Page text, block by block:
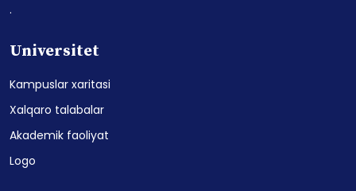
.
Universitet
Kampuslar xaritasi
Xalqaro talabalar
Akademik faoliyat
Logo